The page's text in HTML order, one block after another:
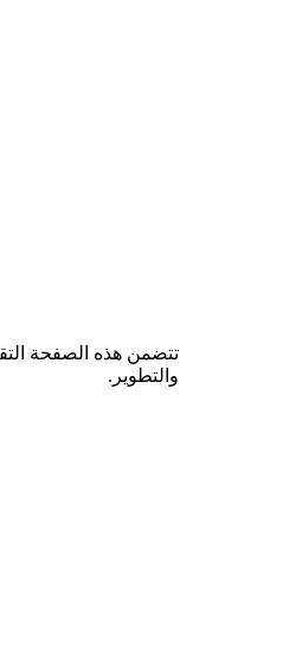
تتضمن هذه الصفحة
والتطوير.